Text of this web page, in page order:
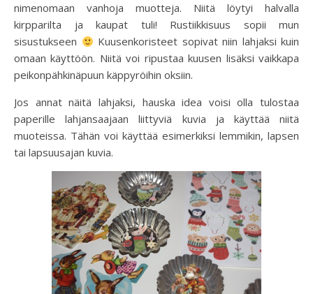
nimenomaan vanhoja muotteja. Niitä löytyi halvalla
kirpparilta ja kaupat tuli! Rustiikkisuus sopii mun
sisustukseen
Kuusenkoristeet sopivat niin lahjaksi kuin
omaan käyttöön. Niitä voi ripustaa kuusen lisäksi vaikkapa
peikonpähkinäpuun käppyröihin oksiin.
Jos annat näitä lahjaksi, hauska idea voisi olla tulostaa
paperille lahjansaajaan liittyviä kuvia ja käyttää niitä
muoteissa. Tähän voi käyttää esimerkiksi lemmikin, lapsen
tai lapsuusajan kuvia.